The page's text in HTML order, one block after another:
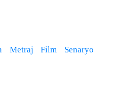
Metraj Film Senaryo